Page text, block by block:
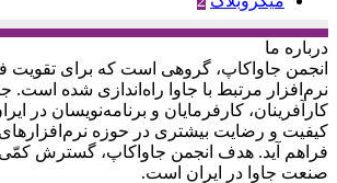
درباره‌ ما
انجمن جاواکاپ، گروهی است که برای تقویت
نرم‌افزار مرتبط با جاوا راه‌اندازی شده است.
کارآفرینان، کارفرمایان و برنامه‌نویسان در
کیفیت و رضایت بیشتری در حوزه‌ نرم‌افزارهای
فراهم آید. هدف انجمن جاواکاپ، گسترش کمّی
صنعت جاوا در ایران است.